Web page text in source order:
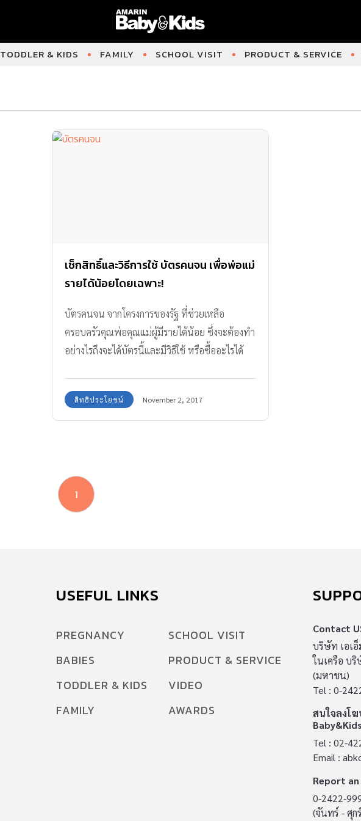
TODDLER & KIDS FAMILY SCHOOL VISIT PRODUCT & SERVICE
เช็กสิทธิ์และวิธีการใช้ บัตรคนจน เพื่อพ่อแม่
รายได้น้อยโดยเฉพาะ!
บัตรคนจน จากโครงการของรัฐ ที่ช่วยเหลือ
ครอบครัวคุณพ่อคุณแม่ผู้มีรายได้น้อย ซึ่งจะต้องทำ
อย่างไรถึงจะได้บัตรนี้และมีวิธีใช้ หรือซื้ออะไรได้
สิทธิประโยชน์ November 2, 2017
1
USEFUL LINKS
PREGNANCY
BABIES
TODDLER & KIDS
FAMILY
SCHOOL VISIT
PRODUCT & SERVICE
VIDEO
AWARDS
Contact
บริษัท เอเ
ในเครือ บ
(มหาชน)
Tel : 0-
สนใจลงโ
Baby&Kids
Tel : 02-
Email :
Report
0-2422-
(จันทร์ - ศุก